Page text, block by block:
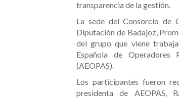
transparencia de la gestión.
La sede del Consorcio de
Diputación de Badajoz,
del grupo que viene
Española de Operadores
(AEOPAS).
Los participantes fueron
presidenta de AEOPAS,